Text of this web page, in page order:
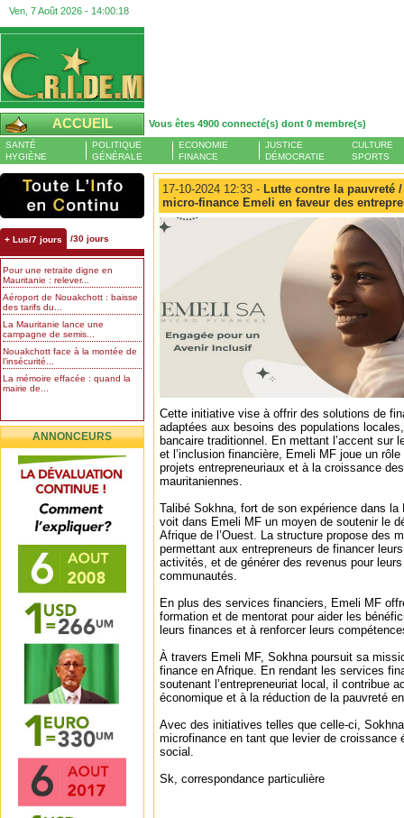
Ven, 7 Août 2026 - 14:00:18
ACCUEIL Vous êtes 4900 connecté(s) dont 0 membre(s)
SANTÉ
HYGIÈNE
POLITIQUE
GÉNÉRALE
ECONOMIE
FINANCE
JUSTICE
DÉMOCRATIE
CULTURE
SPORTS
+ Lus/7 jours /30 jours
Pour une retraite digne en
Mauritanie : relever...
Aéroport de Nouakchott : baisse
des tarifs du...
La Mauritanie lance une
campagne de semis...
Nouakchott face à la montée de
l’insécurité...
La mémoire effacée : quand la
mairie de...
ANNONCEURS
17-10-2024 12:33 - Lutte contre la pauvreté
micro-finance Emeli en faveur des
Cette initiative vise à offrir des solutions de
adaptées aux besoins des populations
bancaire traditionnel. En mettant l’accent sur
et l’inclusion financière, Emeli MF joue un
projets entrepreneuriaux et à la croissance
mauritaniennes.
Talibé Sokhna, fort de son expérience dans la
voit dans Emeli MF un moyen de soutenir le
Afrique de l’Ouest. La structure propose des
permettant aux entrepreneurs de financer
activités, et de générer des revenus pour
communautés.
En plus des services financiers, Emeli MF
formation et de mentorat pour aider les
leurs finances et à renforcer leurs
À travers Emeli MF, Sokhna poursuit sa
finance en Afrique. En rendant les services
soutenant l’entrepreneuriat local, il contribue
économique et à la réduction de la pauvreté
Avec des initiatives telles que celle-ci,
microfinance en tant que levier de croissance
social.
Sk, correspondance particulière